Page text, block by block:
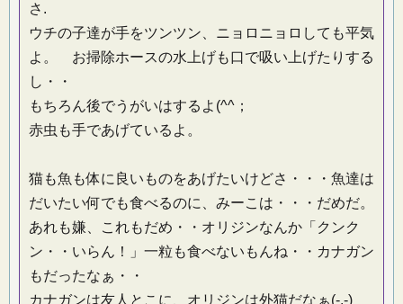
さ.
ウチの子達が手をツンツン、ニョロニョロしても平気
よ。 お掃除ホースの水上げも口で吸い上げたりする
し・・
もちろん後でうがいはするよ(^^；
赤虫も手であげているよ。
猫も魚も体に良いものをあげたいけどさ・・・魚達は
だいたい何でも食べるのに、みーこは・・・だめだ。
あれも嫌、これもだめ・・オリジンなんか「クンク
ン・・いらん！」一粒も食べないもんね・・カナガン
もだったなぁ・・
カナガンは友人とこに、オリジンは外猫だなぁ(-.-)